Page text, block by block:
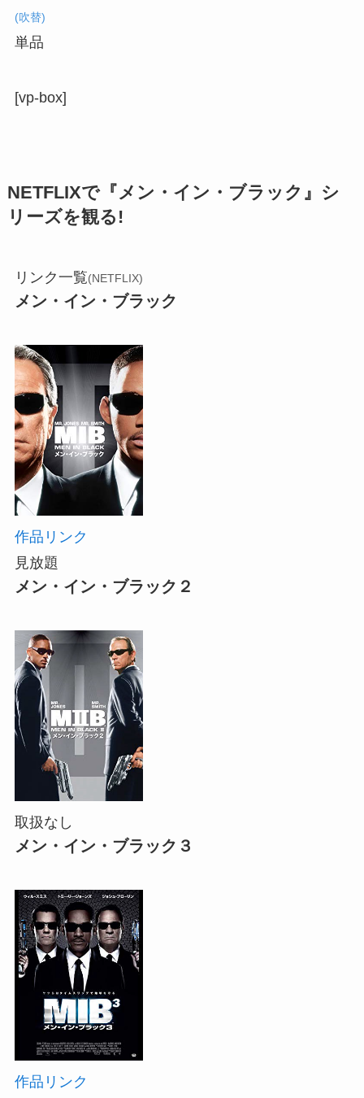
(吹替)
単品
[vp-box]
NETFLIXで『メン・イン・ブラック』シ
リーズを観る!
リンク一覧(NETFLIX)
メン・イン・ブラック
作品リンク
見放題
メン・イン・ブラック２
取扱なし
メン・イン・ブラック３
作品リンク